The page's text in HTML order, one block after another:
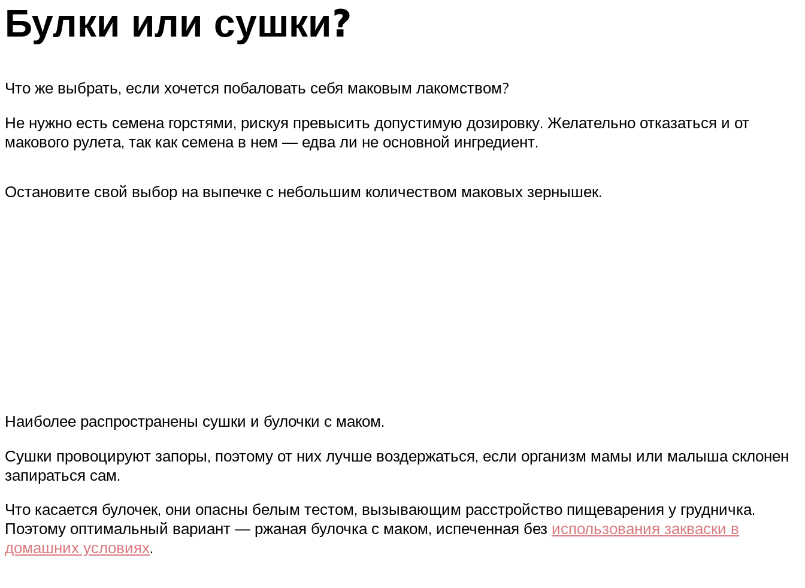
Булки или сушки?
Что же выбрать, если хочется побаловать себя маковым лакомством?
Не нужно есть семена горстями, рискуя превысить допустимую дозировку. Желательно отказаться и от
макового рулета, так как семена в нем — едва ли не основной ингредиент.
Остановите свой выбор на выпечке с небольшим количеством маковых зернышек.
Наиболее распространены сушки и булочки с маком.
Сушки провоцируют запоры, поэтому от них лучше воздержаться, если организм мамы или малыша склонен
запираться сам.
Что касается булочек, они опасны белым тестом, вызывающим расстройство пищеварения у грудничка.
Поэтому оптимальный вариант — ржаная булочка с маком, испеченная без использования закваски в
домашних условиях.